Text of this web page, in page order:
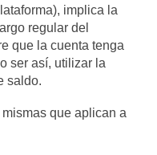
implica la
regular del
que la cuenta tenga
ser así, utilizar la
saldo.
que aplican a